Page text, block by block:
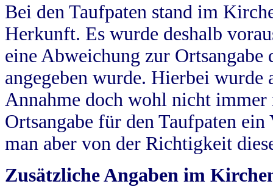
Bei den Taufpaten stand im
Herkunft. Es wurde deshalb
eine Abweichung zur
angegeben wurde. Hierbei wurde
Annahme doch wohl nicht
Ortsangabe für den Taufpaten
man aber von der Richtigkeit
Zusätzliche Angaben im